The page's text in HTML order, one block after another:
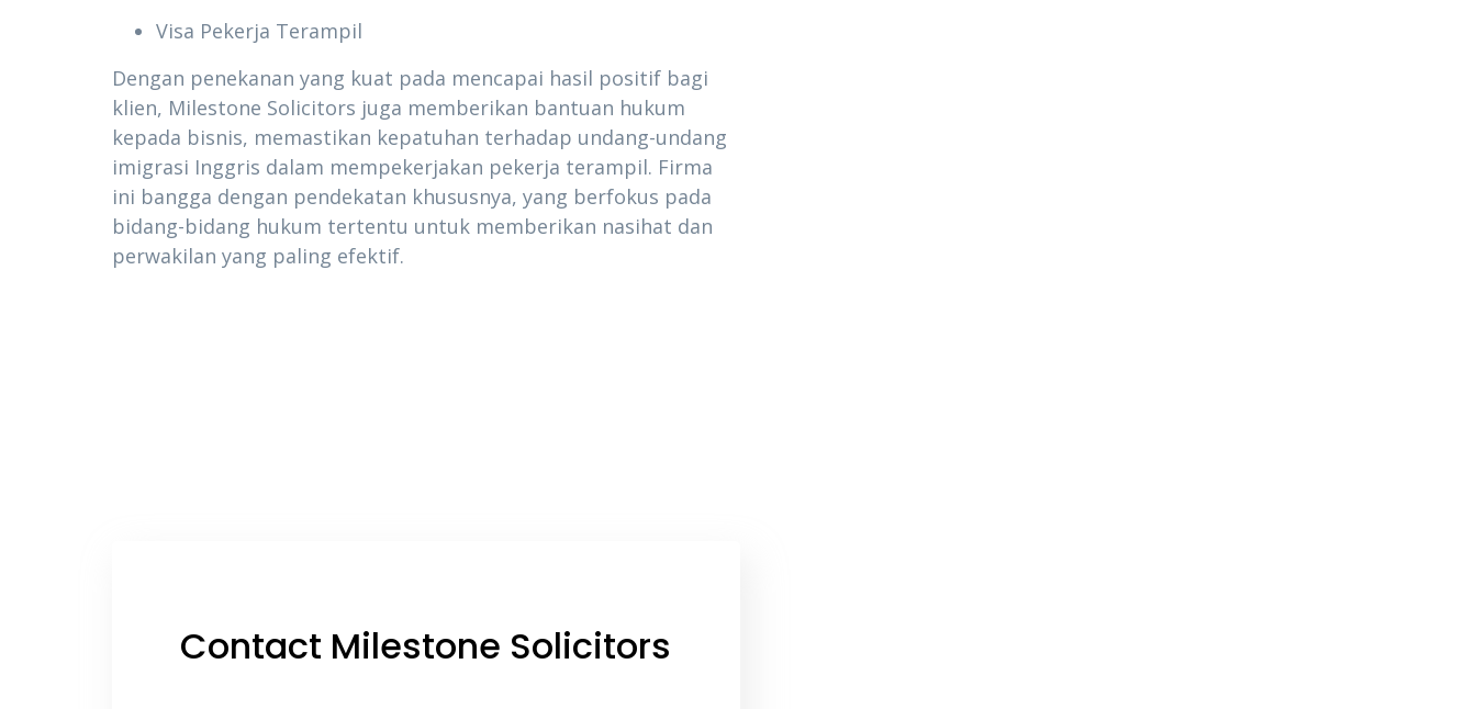
Visa Pekerja Terampil
Dengan penekanan yang kuat pada mencapai hasil positif bagi
klien, Milestone Solicitors juga memberikan bantuan hukum
kepada bisnis, memastikan kepatuhan terhadap undang-undang
imigrasi Inggris dalam mempekerjakan pekerja terampil. Firma
ini bangga dengan pendekatan khususnya, yang berfokus pada
bidang-bidang hukum tertentu untuk memberikan nasihat dan
perwakilan yang paling efektif.
Contact Milestone Solicitors